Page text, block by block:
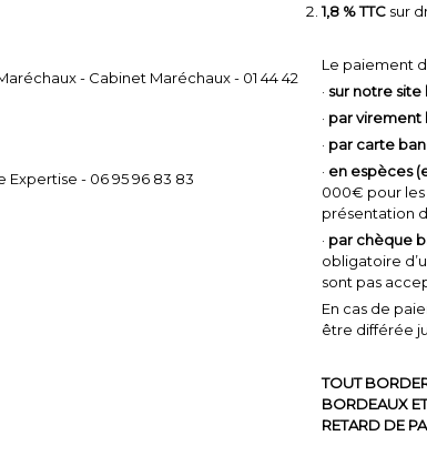
- Cabinet Maréchaux - 01 44 42
- 06 95 96 83 83
1,8 % TTC sur
Le paiement
· sur notre
· par virement
· par carte
· en espèces
000€ pour les
présentation
· par chèque
obligatoire
sont pas
En cas de
être différée
TOUT
BORDEAUX
RETARD DE